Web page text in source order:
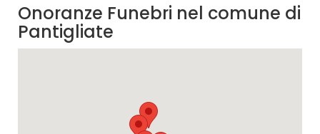
Onoranze Funebri nel comune di
Pantigliate